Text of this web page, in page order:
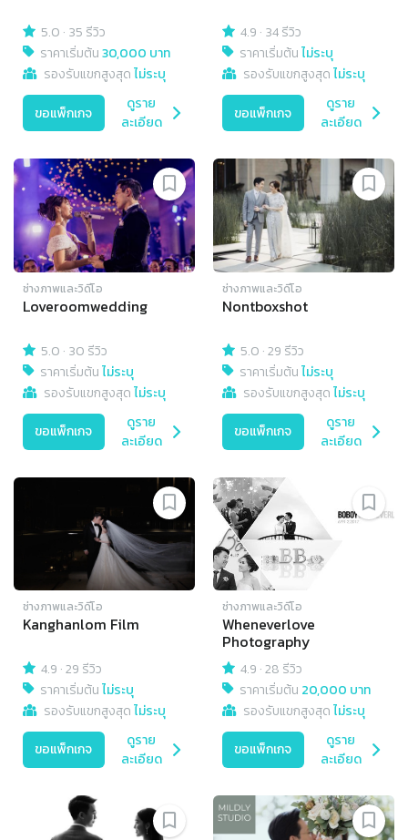
5.0 · 35 รีวิว
ราคาเริ่มต้น30,000 บาท
รองรับแขกสูงสุดไม่ระบุ
ขอแพ็กเกจ
ดูราย
ละเอียด
4.9 · 34 รีวิว
ราคาเริ่มต้นไม่ระบุ
รองรับแขกสูงสุดไม่ระบุ
ขอแพ็กเกจ
ดูราย
ละเอียด
ช่างภาพและวิดีโอ
Loveroomwedding
5.0 · 30 รีวิว
ราคาเริ่มต้นไม่ระบุ
รองรับแขกสูงสุดไม่ระบุ
ขอแพ็กเกจ
ดูราย
ละเอียด
ช่างภาพและวิดีโอ
Nontboxshot
5.0 ·29 รีวิว
ราคาเริ่มต้นไม่ระบุ
รองรับแขกสูงสุดไม่ระบุ
ขอแพ็กเกจ
ดูราย
ละเอียด
ช่างภาพและวิดีโอ
Kanghanlom Film
4.9 ·29 รีวิว
ราคาเริ่มต้นไม่ระบุ
รองรับแขกสูงสุดไม่ระบุ
ขอแพ็กเกจ
ดูราย
ละเอียด
ช่างภาพและวิดีโอ
Wheneverlove
Photography
4.9 ·28 รีวิว
ราคาเริ่มต้น 20,000 บาท
รองรับแขกสูงสุดไม่ระบุ
ขอแพ็กเกจ
ดูราย
ละเอียด